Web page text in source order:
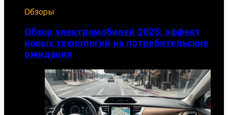
Обзоры
Обзор электромобилей 2025: эффект
новых технологий на потребительские
ожидания